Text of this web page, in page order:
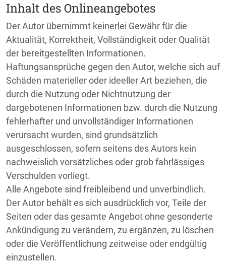
Inhalt des Onlineangebotes
Der Autor übernimmt keinerlei Gewähr für die
Aktualität, Korrektheit, Vollständigkeit oder Qualität
der bereitgestellten Informationen.
Haftungsansprüche gegen den Autor, welche sich auf
Schäden materieller oder ideeller Art beziehen, die
durch die Nutzung oder Nichtnutzung der
dargebotenen Informationen bzw. durch die Nutzung
fehlerhafter und unvollständiger Informationen
verursacht wurden, sind grundsätzlich
ausgeschlossen, sofern seitens des Autors kein
nachweislich vorsätzliches oder grob fahrlässiges
Verschulden vorliegt.
Alle Angebote sind freibleibend und unverbindlich.
Der Autor behält es sich ausdrücklich vor, Teile der
Seiten oder das gesamte Angebot ohne gesonderte
Ankündigung zu verändern, zu ergänzen, zu löschen
oder die Veröffentlichung zeitweise oder endgültig
einzustellen.